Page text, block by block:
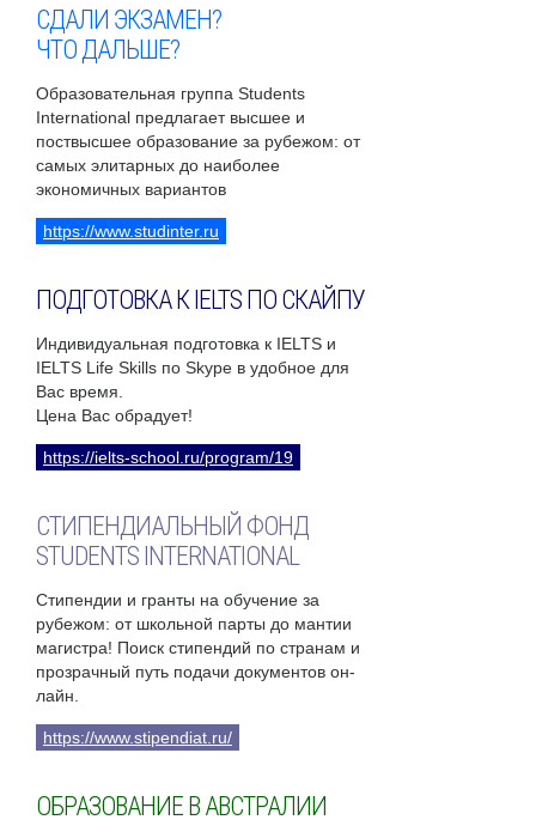
СДАЛИ ЭКЗАМЕН?
ЧТО ДАЛЬШЕ?
Образовательная группа Students
International предлагает высшее и
поствысшее образование за рубежом: от
самых элитарных до наиболее
экономичных вариантов
https://www.studinter.ru
ПОДГОТОВКА К IELTS ПО СКАЙПУ
Индивидуальная подготовка к IELTS и
IELTS Life Skills по Skype в удобное для
Вас время.
Цена Вас обрадует!
https://ielts-school.ru/program/19
СТИПЕНДИАЛЬНЫЙ ФОНД
STUDENTS INTERNATIONAL
Стипендии и гранты на обучение за
рубежом: от школьной парты до мантии
магистра! Поиск стипендий по странам и
прозрачный путь подачи документов он-
лайн.
https://www.stipendiat.ru/
ОБРАЗОВАНИЕ В АВСТРАЛИИ